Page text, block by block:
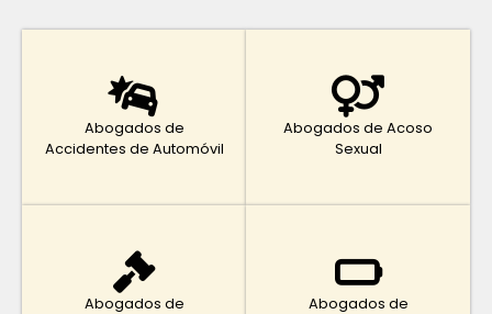
Abogados de
Accidentes de Automóvil
Abogados de Acoso
Sexual
Abogados de
Abogados de